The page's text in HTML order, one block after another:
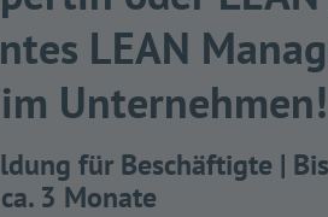
LEAN
Unternehmen!
für Beschäftigte |
3 Monate